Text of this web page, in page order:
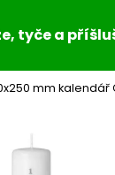
tyče a
mm
najít?